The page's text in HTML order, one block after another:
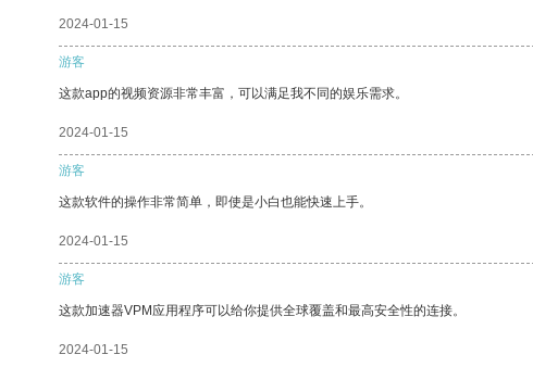
2024-01-15
游客
这款app的视频资源非常丰富，可以满足我不同的娱乐需求。
2024-01-15
游客
这款软件的操作非常简单，即使是小白也能快速上手。
2024-01-15
游客
这款加速器VPM应用程序可以给你提供全球覆盖和最高安全性的连接。
2024-01-15